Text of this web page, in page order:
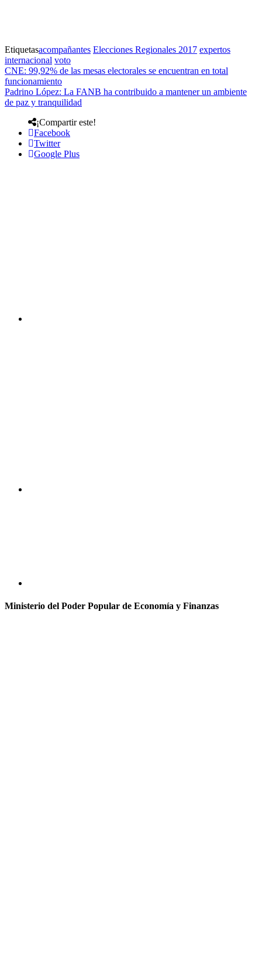
Etiquetasacompañantes Elecciones Regionales 2017 expertos
internacional voto
CNE: 99,92% de las mesas electorales se encuentran en total
funcionamiento
Padrino López: La FANB ha contribuido a mantener un ambiente
de paz y tranquilidad
¡Compartir este!
Facebook
Twitter
Google Plus
Ministerio del Poder Popular de Economía y Finanzas